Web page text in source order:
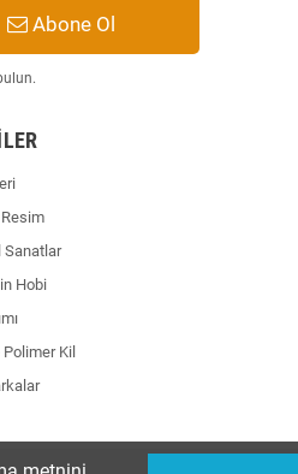
Abone Ol
Sanatlar
Hobi
Kil